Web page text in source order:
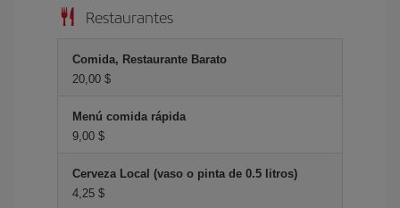
Restaurantes
Comida, Restaurante Barato
20,00 $
Menú comida rápida
9,00 $
Cerveza Local (vaso o pinta de 0.5 litros)
4,25 $